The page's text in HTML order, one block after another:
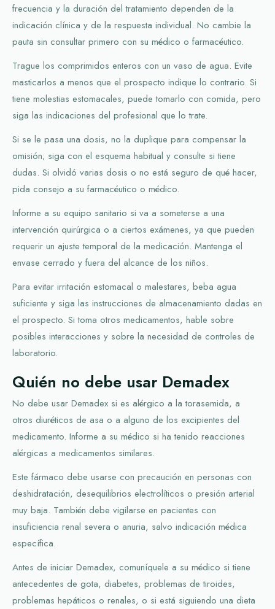
frecuencia y la duración del tratamiento dependen de la
indicación clínica y de la respuesta individual. No cambie la
pauta sin consultar primero con su médico o farmacéutico.
Trague los comprimidos enteros con un vaso de agua. Evite
masticarlos a menos que el prospecto indique lo contrario. Si
tiene molestias estomacales, puede tomarlo con comida, pero
siga las indicaciones del profesional que lo trate.
Si se le pasa una dosis, no la duplique para compensar la
omisión; siga con el esquema habitual y consulte si tiene
dudas. Si olvidó varias dosis o no está seguro de qué hacer,
pida consejo a su farmacéutico o médico.
Informe a su equipo sanitario si va a someterse a una
intervención quirúrgica o a ciertos exámenes, ya que pueden
requerir un ajuste temporal de la medicación. Mantenga el
envase cerrado y fuera del alcance de los niños.
Para evitar irritación estomacal o malestares, beba agua
suficiente y siga las instrucciones de almacenamiento dadas en
el prospecto. Si toma otros medicamentos, hable sobre
posibles interacciones y sobre la necesidad de controles de
laboratorio.
Quién no debe usar Demadex
No debe usar Demadex si es alérgico a la torasemida, a
otros diuréticos de asa o a alguno de los excipientes del
medicamento. Informe a su médico si ha tenido reacciones
alérgicas a medicamentos similares.
Este fármaco debe usarse con precaución en personas con
deshidratación, desequilibrios electrolíticos o presión arterial
muy baja. También debe vigilarse en pacientes con
insuficiencia renal severa o anuria, salvo indicación médica
específica.
Antes de iniciar Demadex, comuníquele a su médico si tiene
antecedentes de gota, diabetes, problemas de tiroides,
problemas hepáticos o renales, o si está siguiendo una dieta